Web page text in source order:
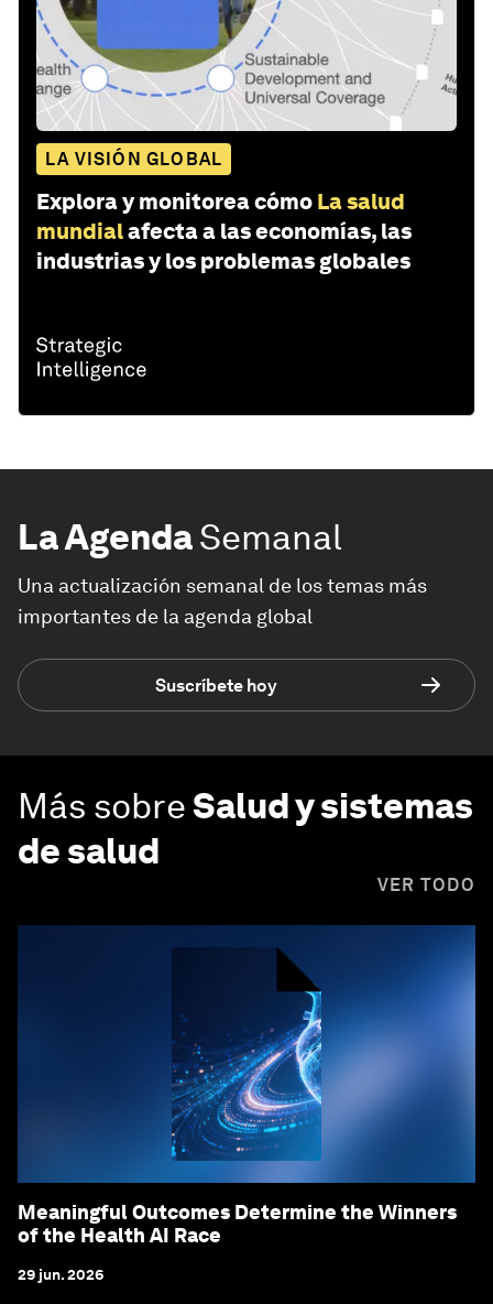
LA VISIÓN GLOBAL
Explora y monitorea cómo La salud
mundialafecta a las economías, las
industrias y los problemas globales
La AgendaSemanal
Una actualización semanal de los temas más
importantes de la agenda global
Suscríbete hoy
Más sobreSalud y sistemas
de salud
VER TODO
Meaningful Outcomes Determine the Winners
of the Health AI Race
29 jun. 2026